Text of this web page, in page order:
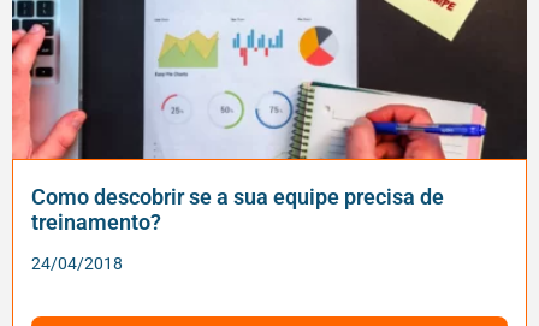
Como descobrir se a sua equipe precisa de
treinamento?
24/04/2018